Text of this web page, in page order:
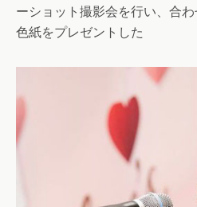
ーショット撮影会を行い、合
色紙をプレゼントした